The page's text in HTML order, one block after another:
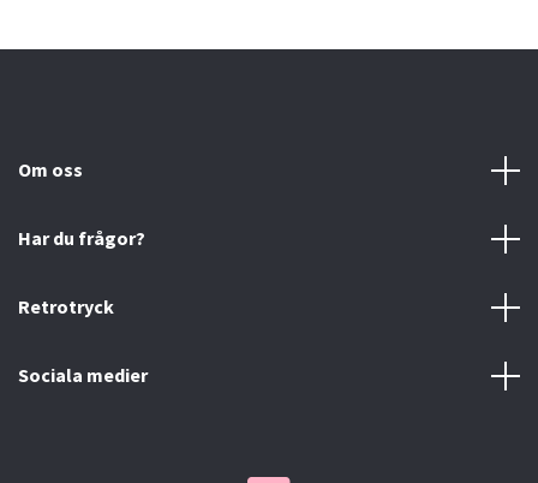
Om oss
Har du frågor?
Retrotryck
Sociala medier